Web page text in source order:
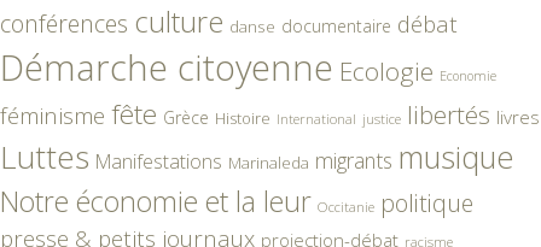
conférences culture danse documentaire débat
Démarche citoyenne Ecologie Economie
féminisme fête Grèce Histoire International justice libertés livres
Luttes Manifestations Marinaleda migrants musique
Notre économie et la leur Occitanie politique
presse & petits journaux projection-débat racisme